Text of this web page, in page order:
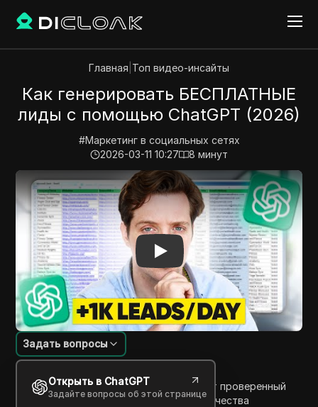
Главная Топ видео-инсайты
Как генерировать БЕСПЛАТНЫЕ
лиды с помощью ChatGPT (2026)
#Маркетинг в социальных сетях
2026-03-11 10:27
8 минут
Play Video:Как генерировать БЕСПЛАТНЫЕ лиды с
Введение в содержание
Задать вопросы
Открыть в ChatGPT
Задайте вопросы об этой странице
В этом видео Алекс Бурман раскрывает проверенный
метод генерации неограниченного количества